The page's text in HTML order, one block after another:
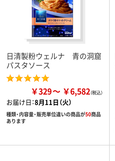
日清製粉ウェルナ 青の洞窟
パスタソース
￥329 ￥6,582
お届け日：8月11日（火）
種類・内容量・販売単位違いの商品が50商品
あります